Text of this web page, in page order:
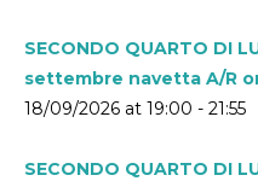
SECONDO QUARTO DI
settembre navetta A/R
18/09/2026 at 19:00 - 21:55
SECONDO QUARTO DI